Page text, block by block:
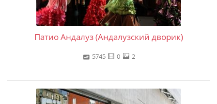
Патио Андалуз (Андалузский дворик)
5745 0 2